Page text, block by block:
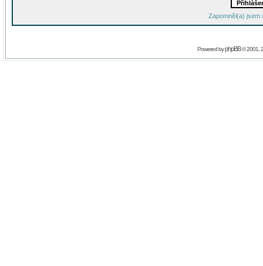
Zapomněl(a) jsem
Powered byphpBB© 2001,